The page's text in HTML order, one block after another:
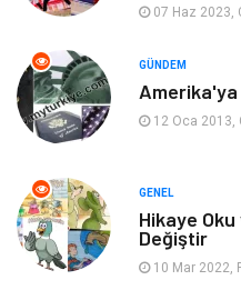
Blogroll
Markalar
Restaurant
Tarih
07 Haz 2023,
GÜNDEM
Amerika'ya
12 Oca 2013,
GENEL
Hikaye Oku
Değiştir
10 Mar 2022,